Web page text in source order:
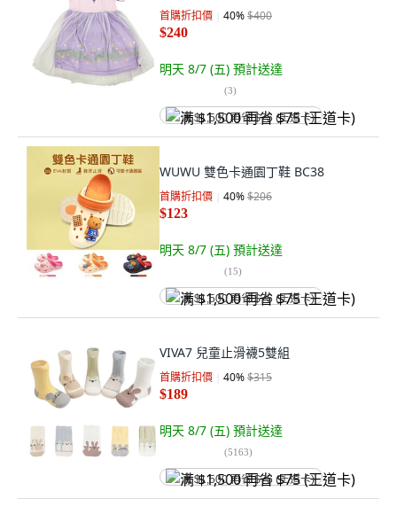
首購折扣價 40%$400
$240
明天 8/7 (五) 預計送達
(3)
满 $1,500 再省 $75 (王道卡)
WUWU 雙色卡通園丁鞋 BC38
首購折扣價 40%$206
$123
明天 8/7 (五) 預計送達
(15)
满 $1,500 再省 $75 (王道卡)
VIVA7 兒童止滑襪5雙組
首購折扣價 40%$315
$189
明天 8/7 (五) 預計送達
(5163)
满 $1,500 再省 $75 (王道卡)